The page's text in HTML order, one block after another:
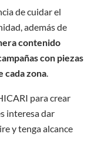
de cuidar el
además de
contenido
con piezas
cada zona.
para crear
interesa dar
y tenga alcance